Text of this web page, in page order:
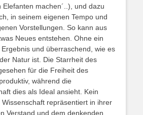
machen´..), und dazu
in seinem eigenen Tempo und
Vorstellungen. So kann aus
Neues entstehen. Ohne ein
und überraschend, wie es
Natur ist. Die Starrheit des
für die Freiheit des
während die
dies als Ideal ansieht. Kein
repräsentiert in ihrer
Verstand und dem denkenden